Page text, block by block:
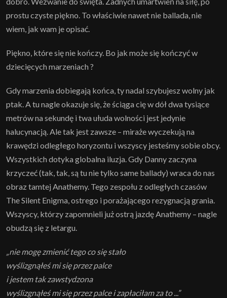
prostu czyste piękno. To właściwie nawet nie ballada, nie
wiem, jak wam je opisać.
Piękno, które się nie kończy. Bo jak może się kończyć w
dziecięcych marzeniach ?
Gdy marzenia dobiegają końca, ty nadal szybujesz wolny jak
ptak. A tu nagle okazuje się, że ściąga cię w dół dwa tysiące
metrów na sekundę i twa ułuda wolności jest jedynie
halucynacją. Ale tak jest zawsze – miraże wyczekują na
krawędzi odległego horyzontu i wszyscy jesteśmy sobie obcy.
Wszystkich dotyka globalna iluzja. Gdy Danny zaczyna
krzyczeć (tak, tak, są tu nie tylko same ballady) wraca do nas
obraz tamtej Anathemy. Tego zespołu z odległych czasów
The Silent Enigma, ostrego i porażającego rezygnacją grania.
Wszyscy, którzy zapomnieli już ostrą jazdę Anathemy – nagle
obudzą się z letargu.
„nie mogę zmienić tego co się stało
wyślizgnąłeś mi się przez palce
i jestem tak zawstydzona
wyślizgnąłeś mi się przez palce i zapłaciłam za to ...”